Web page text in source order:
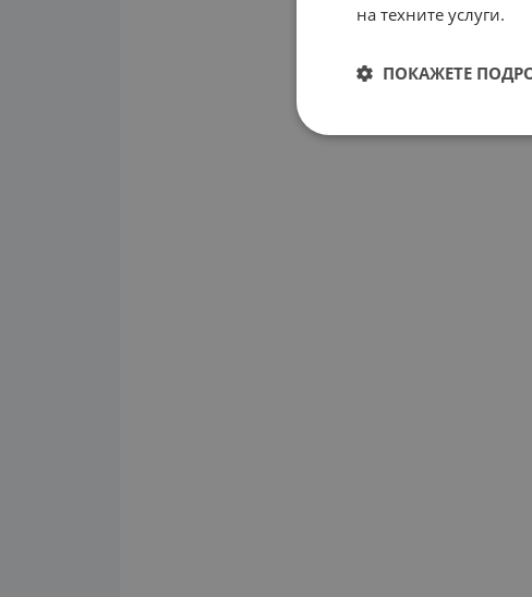
на техните услуги.
ПОКАЖЕТЕ